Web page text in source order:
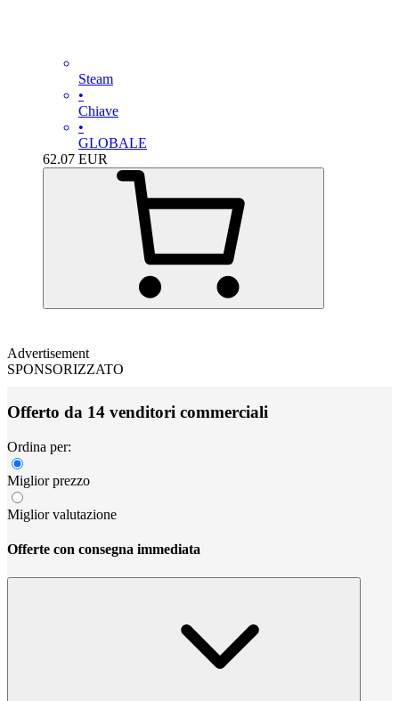
Steam
•
Chiave
•
GLOBALE
62.07 EUR
Advertisement
SPONSORIZZATO
Offerto da 14 venditori commerciali
Ordina per:
Miglior prezzo
Miglior valutazione
Offerte con consegna immediata